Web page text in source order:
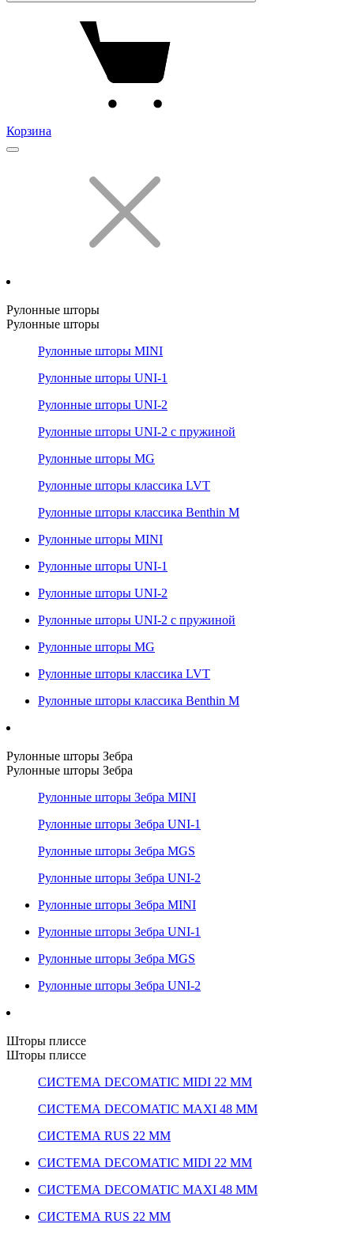
Корзина
Рулонные шторы
Рулонные шторы
Рулонные шторы MINI
Рулонные шторы UNI-1
Рулонные шторы UNI-2
Рулонные шторы UNI-2 с пружиной
Рулонные шторы MG
Рулонные шторы классика LVT
Рулонные шторы классика Benthin M
Рулонные шторы MINI
Рулонные шторы UNI-1
Рулонные шторы UNI-2
Рулонные шторы UNI-2 с пружиной
Рулонные шторы MG
Рулонные шторы классика LVT
Рулонные шторы классика Benthin M
Рулонные шторы Зебра
Рулонные шторы Зебра
Рулонные шторы Зебра MINI
Рулонные шторы Зебра UNI-1
Рулонные шторы Зебра MGS
Рулонные шторы Зебра UNI-2
Рулонные шторы Зебра MINI
Рулонные шторы Зебра UNI-1
Рулонные шторы Зебра MGS
Рулонные шторы Зебра UNI-2
Шторы плиссе
Шторы плиссе
СИСТЕМА DECOMATIC MIDI 22 ММ
СИСТЕМА DECOMATIC MAXI 48 ММ
СИСТЕМА RUS 22 ММ
СИСТЕМА DECOMATIC MIDI 22 ММ
СИСТЕМА DECOMATIC MAXI 48 ММ
СИСТЕМА RUS 22 ММ